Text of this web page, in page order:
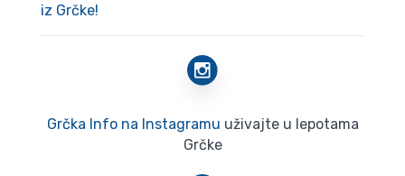
iz Grčke!
Grčka Info na Instagramu uživajte u lepotama
Grčke